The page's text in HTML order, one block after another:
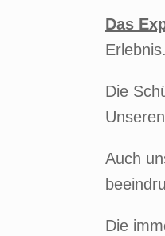
Das
Erlebnis.
Die
Auch
Die